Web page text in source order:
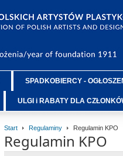
SPADKOBIERCY -
ULGI i RABATY DLA
Start Regulaminy Regulamin KPO
Regulamin KPO